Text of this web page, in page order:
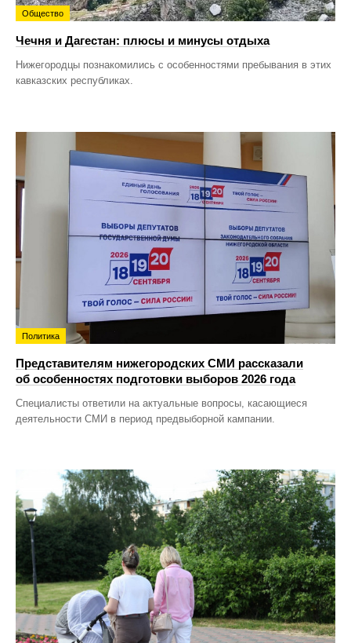
Общество
Чечня и Дагестан: плюсы и минусы отдыха
Нижегородцы познакомились с особенностями пребывания в этих
кавказских республиках.
Политика
Представителям нижегородских СМИ рассказали
об особенностях подготовки выборов 2026 года
Специалисты ответили на актуальные вопросы, касающиеся
деятельности СМИ в период предвыборной кампании.